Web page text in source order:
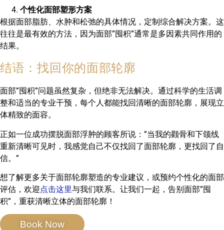
个性化面部塑形方案
根据面部脂肪、水肿和松弛的具体情况，定制综合解决方案。这
往往是最有效的方法，因为面部”囤积”通常是多因素共同作用的
结果。
结语：找回你的面部轮廓
面部”囤积”问题虽然复杂，但绝非无法解决。通过科学的生活调
整和适当的专业干预，每个人都能找回清晰的面部轮廓，展现立
体精致的面容。
正如一位成功摆脱面部浮肿的顾客所说：”当我的颧骨和下颌线
重新清晰可见时，我感觉自己不仅找回了面部轮廓，更找回了自
信。”
想了解更多关于面部轮廓塑造的专业建议，或预约个性化的面部
评估，欢迎 点击这里与我们联系。让我们一起，告别面部”囤
积”，重获清晰立体的面部轮廓！
Book Now